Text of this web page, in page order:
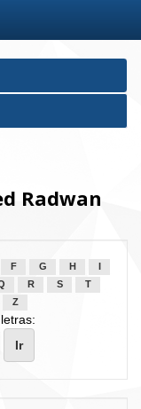
Radwan
F G H
R S
T
Z